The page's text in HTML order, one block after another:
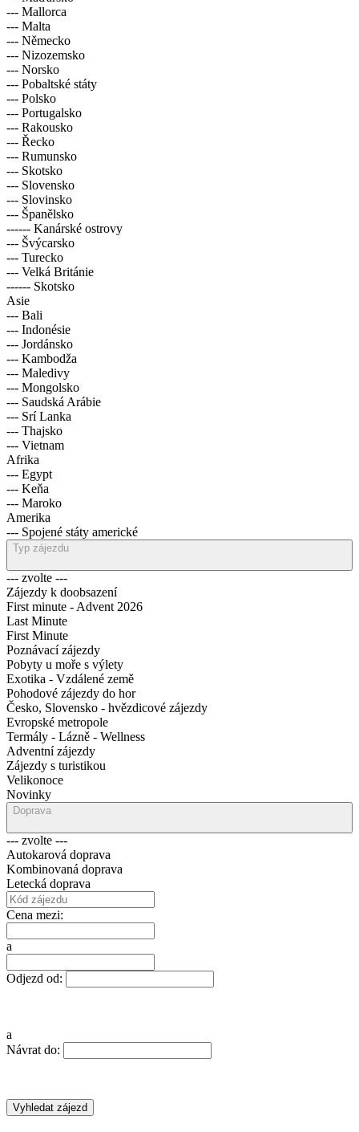
--- Mallorca
--- Malta
--- Německo
--- Nizozemsko
--- Norsko
--- Pobaltské státy
--- Polsko
--- Portugalsko
--- Rakousko
--- Řecko
--- Rumunsko
--- Skotsko
--- Slovensko
--- Slovinsko
--- Španělsko
------ Kanárské ostrovy
--- Švýcarsko
--- Turecko
--- Velká Británie
------ Skotsko
Asie
--- Bali
--- Indonésie
--- Jordánsko
--- Kambodža
--- Maledivy
--- Mongolsko
--- Saudská Arábie
--- Srí Lanka
--- Thajsko
--- Vietnam
Afrika
--- Egypt
--- Keňa
--- Maroko
Amerika
--- Spojené státy americké
Typ zájezdu
--- zvolte ---
Zájezdy k doobsazení
First minute - Advent 2026
Last Minute
First Minute
Poznávací zájezdy
Pobyty u moře s výlety
Exotika - Vzdálené země
Pohodové zájezdy do hor
Česko, Slovensko - hvězdicové zájezdy
Evropské metropole
Termály - Lázně - Wellness
Adventní zájezdy
Zájezdy s turistikou
Velikonoce
Novinky
Doprava
--- zvolte ---
Autokarová doprava
Kombinovaná doprava
Letecká doprava
Cena mezi:
a
Odjezd od:
a
Návrat do: